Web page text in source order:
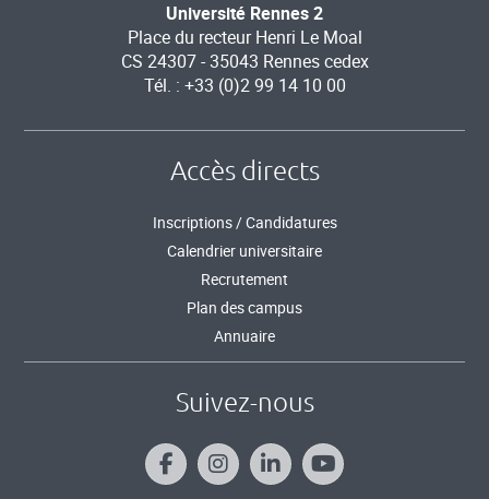
Université Rennes 2
Place du recteur Henri Le Moal
CS 24307 - 35043 Rennes cedex
Tél. : +33 (0)2 99 14 10 00
Accès directs
Inscriptions / Candidatures
Calendrier universitaire
Recrutement
Plan des campus
Annuaire
Suivez-nous